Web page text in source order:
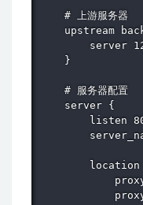
    # 上游服务器
upstream
server
    }
    # 服务器配置
    server {
listen
location